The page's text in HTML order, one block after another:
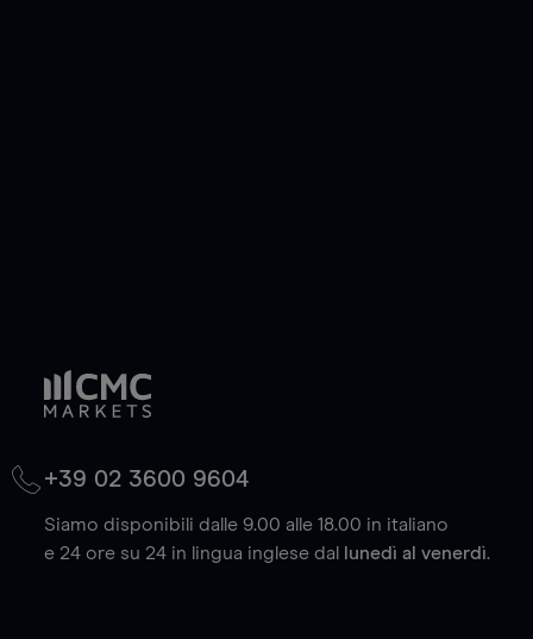
+39 02 3600 9604
Siamo disponibili dalle 9.00 alle 18.00 in italiano
e 24 ore su 24 in lingua inglese dal
lunedì al venerdì.